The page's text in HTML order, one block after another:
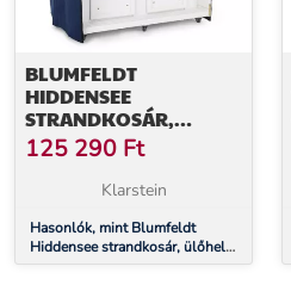
BLUMFELDT
HIDDENSEE
STRANDKOSÁR,
ÜLŐHELY STRANDRA, 2
ÜLÉS, 118 CM,
VÉDŐBURKOLAT,
125 290 Ft
Klarstein
Hasonlók, mint Blumfeldt
Hiddensee strandkosár, ülőhely
strandra, 2 ülés, 118 cm,